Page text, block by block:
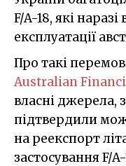
F/A-18, які
експлуатації
Про такі
Australian
власні
підтвердили
на реекспорт
застосування F/